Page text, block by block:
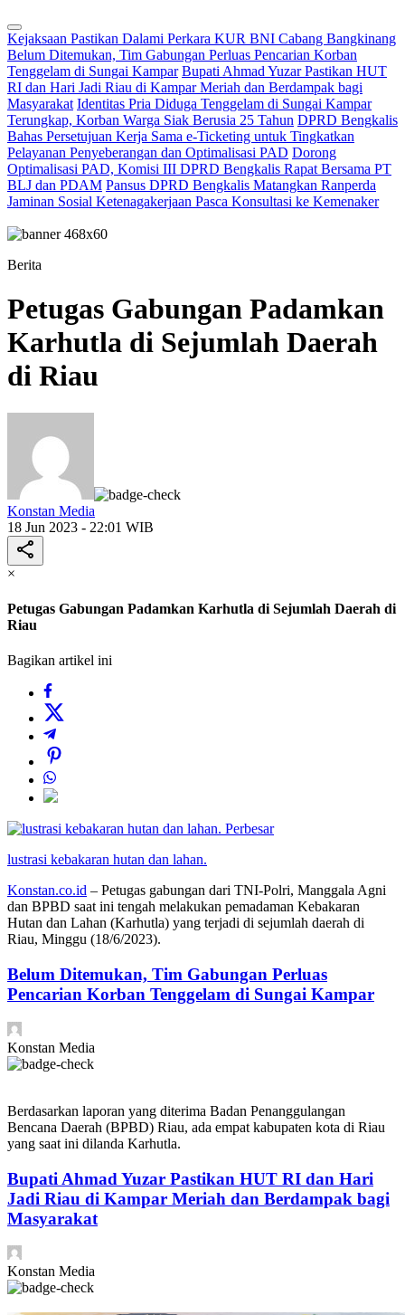
Kejaksaan Pastikan Dalami Perkara KUR BNI Cabang Bangkinang
Belum Ditemukan, Tim Gabungan Perluas Pencarian Korban
Tenggelam di Sungai Kampar Bupati Ahmad Yuzar Pastikan HUT
RI dan Hari Jadi Riau di Kampar Meriah dan Berdampak bagi
Masyarakat Identitas Pria Diduga Tenggelam di Sungai Kampar
Terungkap, Korban Warga Siak Berusia 25 Tahun DPRD Bengkalis
Bahas Persetujuan Kerja Sama e-Ticketing untuk Tingkatkan
Pelayanan Penyeberangan dan Optimalisasi PAD Dorong
Optimalisasi PAD, Komisi III DPRD Bengkalis Rapat Bersama PT
BLJ dan PDAM Pansus DPRD Bengkalis Matangkan Ranperda
Jaminan Sosial Ketenagakerjaan Pasca Konsultasi ke Kemenaker
Berita
Petugas Gabungan Padamkan
Karhutla di Sejumlah Daerah
di Riau
Konstan Media
18 Jun 2023 - 22:01 WIB
×
Petugas Gabungan Padamkan Karhutla di Sejumlah Daerah di
Riau
Bagikan artikel ini
Perbesar
lustrasi kebakaran hutan dan lahan.
Konstan.co.id – Petugas gabungan dari TNI-Polri, Manggala Agni
dan BPBD saat ini tengah melakukan pemadaman Kebakaran
Hutan dan Lahan (Karhutla) yang terjadi di sejumlah daerah di
Riau, Minggu (18/6/2023).
Belum Ditemukan, Tim Gabungan Perluas
Pencarian Korban Tenggelam di Sungai Kampar
Konstan Media
Berdasarkan laporan yang diterima Badan Penanggulangan
Bencana Daerah (BPBD) Riau, ada empat kabupaten kota di Riau
yang saat ini dilanda Karhutla.
Bupati Ahmad Yuzar Pastikan HUT RI dan Hari
Jadi Riau di Kampar Meriah dan Berdampak bagi
Masyarakat
Konstan Media